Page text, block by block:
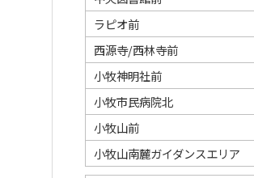
ラピオ前
西源寺/西林寺前
小牧神明社前
小牧市民病院北
小牧山前
小牧山南麓ガイダンスエリア